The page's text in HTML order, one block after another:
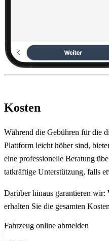
Kosten
Während die Gebühren für die
Plattform leicht höher sind,
eine professionelle Beratung
tatkräftige Unterstützung, falls
Darüber hinaus garantieren
erhalten Sie die gesamten
Fahrzeug online abmelden